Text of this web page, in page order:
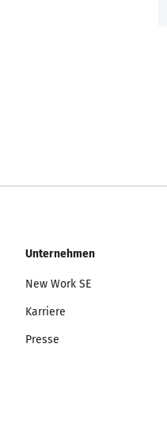
Unternehmen
New Work SE
Karriere
Presse